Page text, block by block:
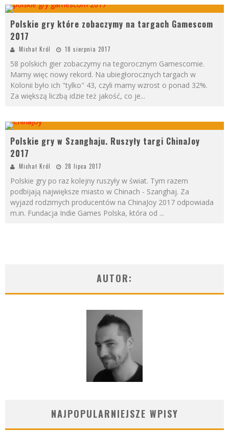
Polskie gry które zobaczymy na targach Gamescom
2017
Michał Król 18 sierpnia 2017
58 polskich gier zobaczymy na tegorocznym Gamescomie.
Mamy więc nowy rekord. Na ubiegłorocznych targach w
Kolonii było ich "tylko" 43, czyli mamy wzrost o ponad 32%.
Za większą liczbą idzie też jakość, co je...
Polskie gry w Szanghaju. Ruszyły targi ChinaJoy
2017
Michał Król 28 lipca 2017
Polskie gry po raz kolejny ruszyły w świat. Tym razem
podbijają największe miasto w Chinach - Szanghaj. Za
wyjazd rodzimych producentów na ChinaJoy 2017 odpowiada
m.in. Fundacja Indie Games Polska, która od ...
AUTOR:
NAJPOPULARNIEJSZE WPISY